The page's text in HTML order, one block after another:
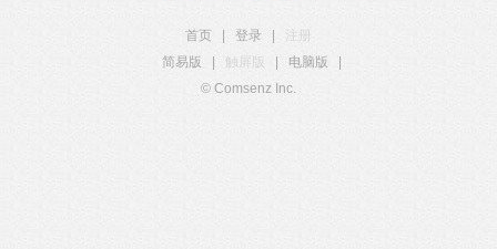
首页 登录
注册
简易版
触屏版 电脑版
© Comsenz Inc.